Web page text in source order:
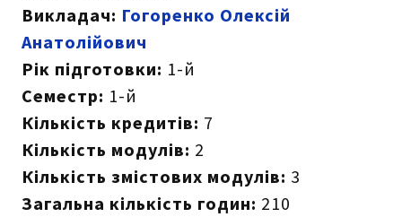
Викладач: Гогоренко Олексій
Анатолійович
Рік підготовки: 1-й
Семестр: 1-й
Кількість кредитів: 7
Кількість модулів: 2
Кількість змістових модулів: 3
Загальна кількість годин: 210